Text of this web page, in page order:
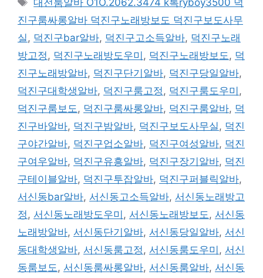
그
진구룸싸롱알바 덕진구노래방보도 덕진구보도사무
실 , 덕진구bar알바, 덕진구고소득알바, 덕진구노래
방고정 , 덕진구노래방도우미 , 덕진구노래방보도 , 덕
진구노래방알바, 덕진구단기알바, 덕진구당일알바,
덕진구대학생알바, 덕진구룸고정 , 덕진구룸도우미 ,
덕진구룸보도 , 덕진구룸싸롱알바, 덕진구룸알바, 덕
진구바알바, 덕진구밤알바, 덕진구보도사무실 , 덕진
구야간알바, 덕진구업소알바, 덕진구여성알바, 덕진
구여우알바, 덕진구유흥알바, 덕진구장기알바, 덕진
구테이블알바, 덕진구투잡알바, 덕진구퍼블릭알바,
서신동bar알바, 서신동고소득알바, 서신동노래방고
정 , 서신동노래방도우미 , 서신동노래방보도 , 서신동
노래방알바, 서신동단기알바, 서신동당일알바, 서신
동대학생알바, 서신동룸고정 , 서신동룸도우미 , 서신
동룸보도 , 서신동룸싸롱알바, 서신동룸알바, 서신동